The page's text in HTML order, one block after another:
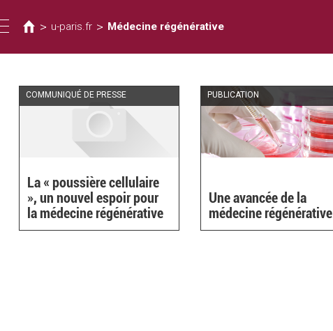
Toggle
navigation
está
aquí
> u-paris.fr > Médecine régénérative
COMMUNIQUÉ DE PRESSE
La « poussière cellulaire
», un nouvel espoir pour
la médecine régénérative
PUBLICATION
Une avancée de la
médecine régénérative